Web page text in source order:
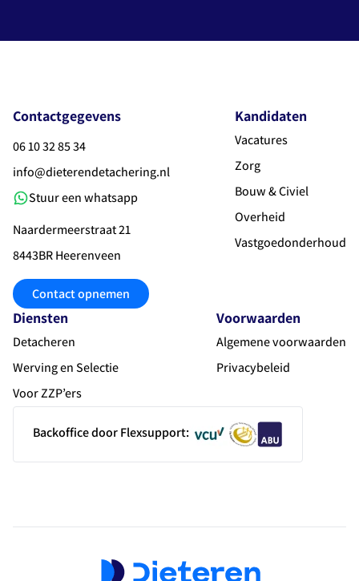
Contactgegevens
06 10 32 85 34
info@dieterendetachering.nl
Stuur een whatsapp
Naardermeerstraat 21
8443BR Heerenveen
Contact opnemen
Kandidaten
Vacatures
Zorg
Bouw & Civiel
Overheid
Vastgoedonderhoud
Diensten
Detacheren
Werving en Selectie
Voor ZZP’ers
Voorwaarden
Algemene voorwaarden
Privacybeleid
Backoffice door Flexsupport: